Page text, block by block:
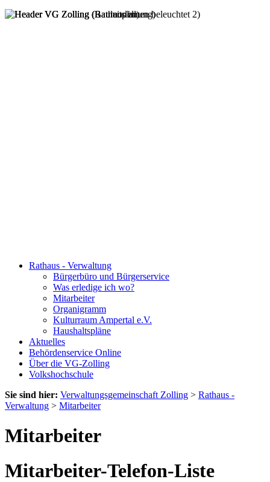
Rathaus - Verwaltung
Bürgerbüro und Bürgerservice
Was erledige ich wo?
Mitarbeiter
Organigramm
Kulturraum Ampertal e.V.
Haushaltspläne
Aktuelles
Behördenservice Online
Über die VG-Zolling
Volkshochschule
Sie sind hier: Verwaltungsgemeinschaft Zolling > Rathaus -
Verwaltung > Mitarbeiter
Mitarbeiter
Mitarbeiter-Telefon-Liste